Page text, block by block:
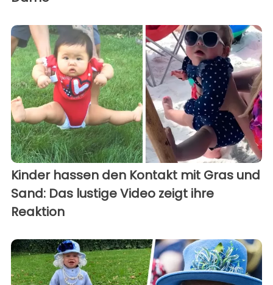
Kinder hassen den Kontakt mit Gras und
Sand: Das lustige Video zeigt ihre
Reaktion